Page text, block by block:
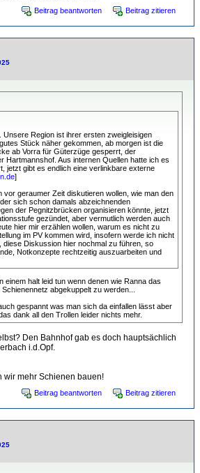
Beitrag beantworten Beitrag zitieren
Unsere Region ist ihrer ersten zweigleisigen
Stück näher gekommen, ab morgen ist die
ab Vorra für Güterzüge gesperrt, der
Hartmannshof. Aus internen Quellen hatte ich es
jetzt gibt es endlich eine verlinkbare externe
]
vor geraumer Zeit diskutieren wollen, wie man den
sich schon damals abzeichnenden
der Pegnitzbrücken organisieren könnte, jetzt
gezündet, aber vermutlich werden auch
hier mir erzählen wollen, warum es nicht zu
im PV kommen wird, insofern werde ich nicht
diese Diskussion hier nochmal zu führen, so
Notkonzepte rechtzeitig auszuarbeiten und
einem halt leid tun wenn denen wie Ranna das
abgekuppelt zu werden...
gespannt was man sich da einfallen lässt aber
dank all den Trollen leider nichts mehr.
Den Bahnhof gab es doch hauptsächlich
i.d.Opf.
wir mehr Schienen bauen!
Beitrag beantworten Beitrag zitieren